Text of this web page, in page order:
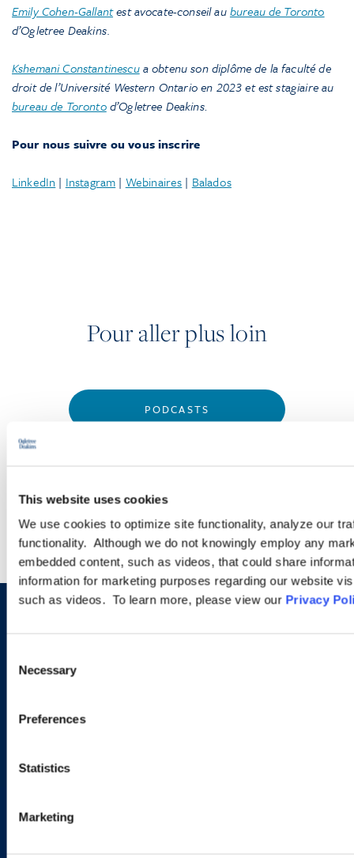
This website uses cookies
We use cookies to optimize site functionality, analyze our
functionality. Although we do not knowingly employ any
embedded content, such as videos, that could share
information for marketing purposes regarding our website
such as videos. To learn more, please view our Privacy
Selection
Necessary
Preferences
Statistics
Marketing
Emily Cohen-Gallantest avocate-conseil aubureau de Toronto
d’Ogletree Deakins.
Kshemani Constantinescua obtenu son diplôme de la faculté de
droit de l’Université Western Ontario en 2023 et est stagiaire au
bureau de Torontod’Ogletree Deakins.
Pour nous suivre ou vous inscrire
LinkedIn | Instagram | Webinaires | Balados
Pour aller plus loin
PODCASTS
new developments and upcoming
programs.